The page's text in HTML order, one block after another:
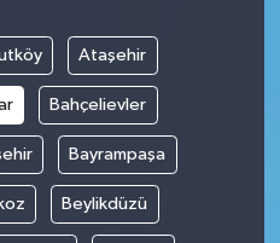
Ataşehir
Bahçelievler
Bayrampaşa
Beylikdüzü